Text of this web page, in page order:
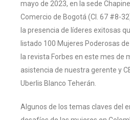
mayo de 2023, en la sede
Comercio de Bogotá (Cl. 67 #8-
la presencia de líderes exitosas
listado 100 Mujeres Poderosas
la revista Forbes en este mes de
asistencia de nuestra gerente y
Uberlis Blanco Teherán.
Algunos de los temas claves del